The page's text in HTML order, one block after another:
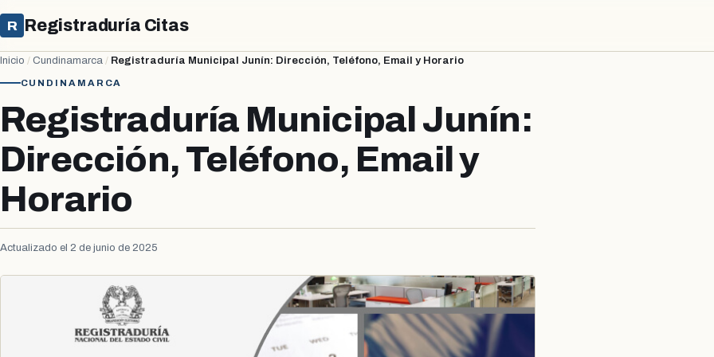
R Registraduría Citas
Inicio / Cundinamarca / Registraduría Municipal Junín: Dirección, Teléfono, Email y Horario
CUNDINAMARCA
Registraduría Municipal Junín:
Dirección, Teléfono, Email y
Horario
Actualizado el 2 de junio de 2025